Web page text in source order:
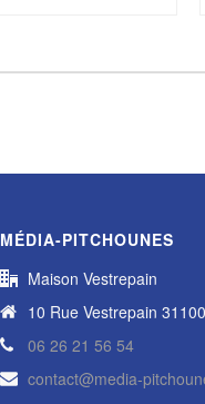
MÉDIA-PITCHOUNES
Maison Vestrepain
10 Rue Vestrepain
06 26 21 56 54
contact@media-